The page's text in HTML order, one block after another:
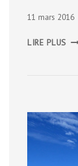
11 mars 2016
LIRE PLUS